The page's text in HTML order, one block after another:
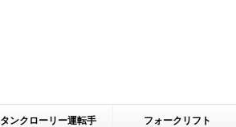
タンクローリー運転手 フォークリフト